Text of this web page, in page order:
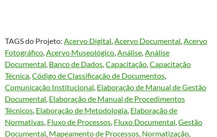
TAGS do Projeto: Acervo Digital, Acervo Documental, Acervo
Fotográfico, Acervo Museológico, Análise, Análise
Documental, Banco de Dados, Capacitação, Capacitação
Técnica, Código de Classificação de Documentos
Comunicação Institucional, Elaboração de Manual de Gestão
Documental, Elaboração de Manual de Procedimentos
Técnicos, Elaboração de Metodologia, Elaboração de
Normativas, Fluxo de Processos, Fluxo Documental, Gestão
Documental, Mapeamento de Processos, Normatização